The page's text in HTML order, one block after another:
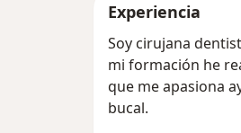
Experiencia
Soy cirujana
mi formación he
que me apasiona
bucal.